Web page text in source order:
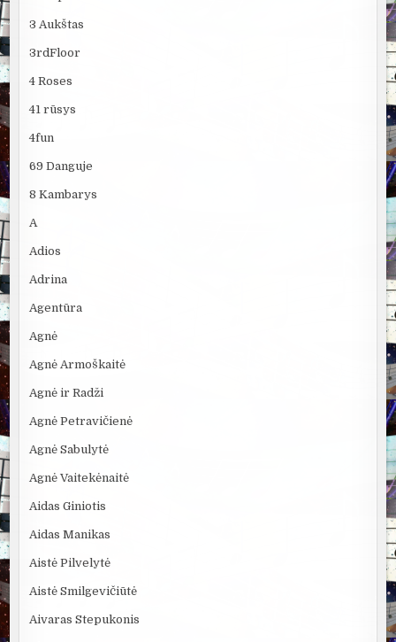
3 Aukštas
3rdFloor
4 Roses
41 rūsys
4fun
69 Danguje
8 Kambarys
A
Adios
Adrina
Agentūra
Agnė
Agnė Armoškaitė
Agnė ir Radži
Agnė Petravičienė
Agnė Sabulytė
Agnė Vaitekėnaitė
Aidas Giniotis
Aidas Manikas
Aistė Pilvelytė
Aistė Smilgevičiūtė
Aivaras Stepukonis